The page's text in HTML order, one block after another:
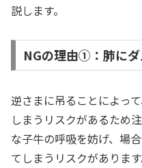
説します。
NGの理由①：肺に
逆さまに吊ることによっ
しまうリスクがあるため
な子牛の呼吸を妨げ、場
てしまうリスクがあります